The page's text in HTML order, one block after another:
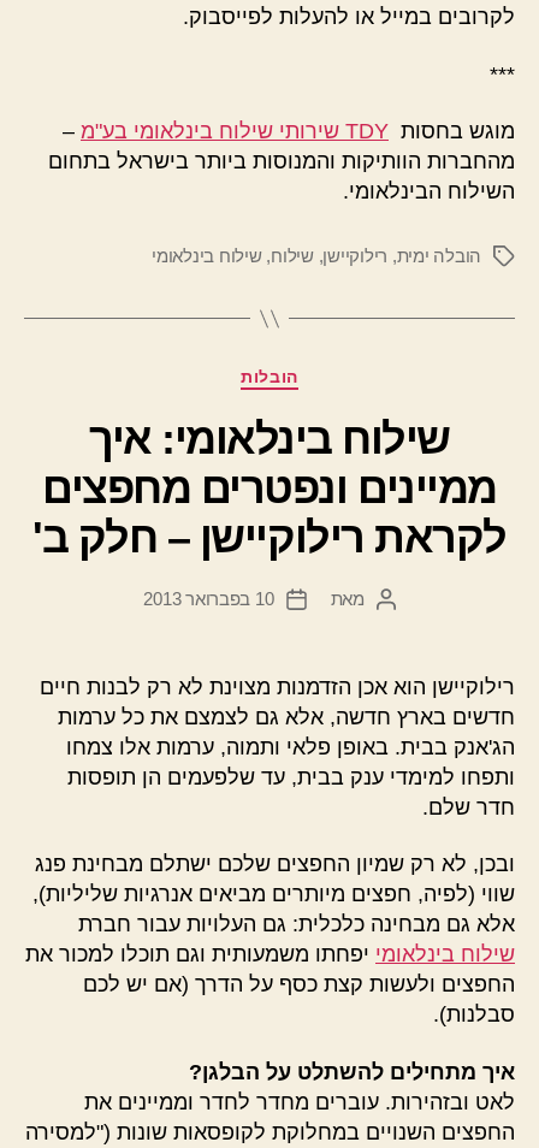
לקרובים במייל או להעלות לפייסבוק.
***
מוגש בחסות TDY שירותי שילוח בינלאומי בע"מ
–
מהחברות הוותיקות והמנוסות ביותר בישראל בתחום
השילוח הבינלאומי.
תגיותהובלה ימית, רילוקיישן,שילוח,שילוח בינלאומי
קטגוריותהובלות
שילוח בינלאומי: איך
ממיינים ונפטרים מחפצים
לקראת רילוקיישן – חלק ב'
המחבר
מאת
תאריך
10 בפברואר 2013
רילוקיישן הוא אכן הזדמנות מצוינת לא רק לבנות חיים
חדשים בארץ חדשה, אלא גם לצמצם את כל ערמות
הג'אנק בבית. באופן פלאי ותמוה, ערמות אלו צמחו
ותפחו למימדי ענק בבית, עד שלפעמים הן תופסות
חדר שלם.
ובכן, לא רק שמיון החפצים שלכם ישתלם מבחינת פנג
שווי (לפיה, חפצים מיותרים מביאים אנרגיות שליליות),
אלא גם מבחינה כלכלית: גם העלויות עבור חברת
שילוח בינלאומי יפחתו משמעותית וגם תוכלו למכור את
החפצים ולעשות קצת כסף על הדרך (אם יש לכם
סבלנות).
איך מתחילים להשתלט על הבלגן?
לאט ובזהירות. עוברים מחדר לחדר וממיינים את
החפצים השנויים במחלוקת לקופסאות שונות ("למסירה